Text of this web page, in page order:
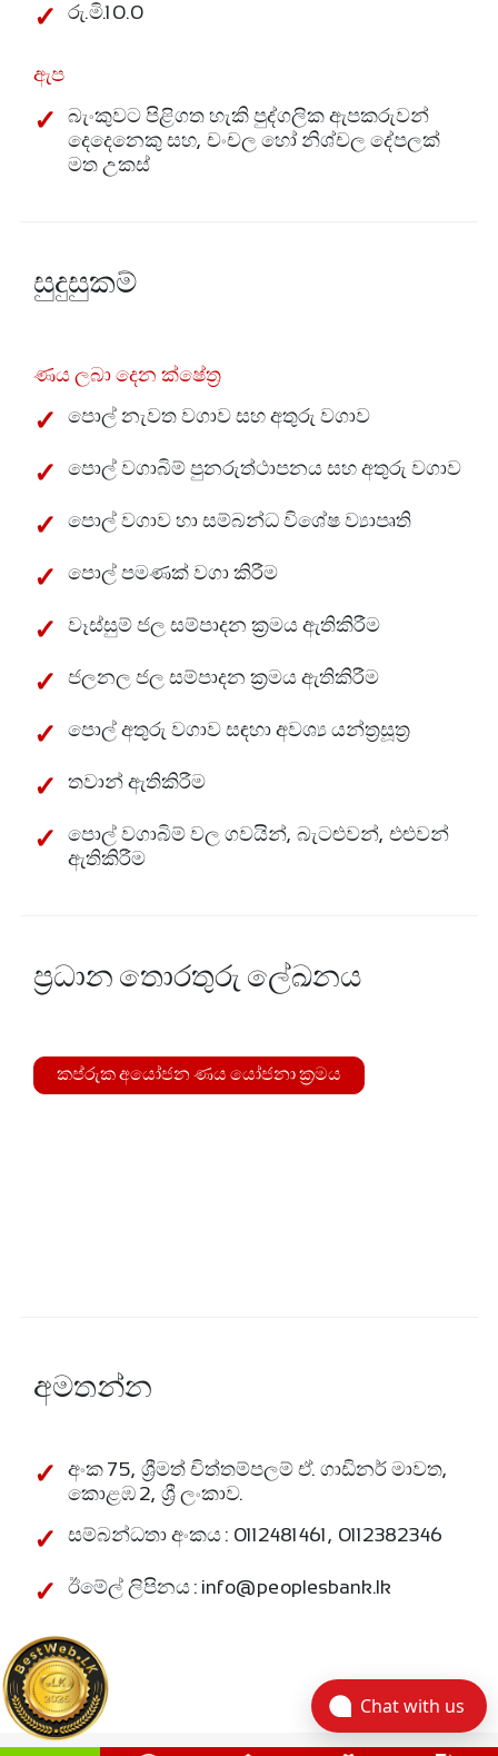
රු.මි.10.0
ඇප
බැංකුවට පිළිගත හැකි පුද්ගලික ඇපකරුවන්
දෙදෙනෙකු සහ, චංචල හෝ නිශ්චල දේපලක්
මත උකස්
සුදුසුකම්
ණය ලබා දෙන ක්ෂේත්‍ර
පොල් නැවත වගාව සහ අතුරු වගාව
පොල් වගාබිම් පුනරුත්ථාපනය සහ අතුරු වගාව
පොල් වගාව හා සම්බන්ධ විශේෂ ව්‍යාපෘති
පොල් පමණක් වගා කිරීම
වෑස්සුම් ජල සම්පාදන ක්‍රමය ඇතිකිරීම
ජලනල ජල සම්පාදන ක්‍රමය ඇතිකිරීම
පොල් අතුරු වගාව සඳහා අවශ්‍ය යන්ත්‍රසූත්‍ර
තවාන් ඇතිකිරීම
පොල් වගාබිම් වල ගවයින්, බැටළුවන්, එළුවන්
ඇතිකිරීම
ප්‍රධාන තොරතුරු ලේඛනය
කප්රුක අයෝජන ණය යෝජනා ක්‍රමය
අමතන්න
අංක 75, ශ්‍රීමත් චිත්තම්පලම් ඒ. ගාඩිනර් මාවත,
කොළඹ 2, ශ්‍රී ලංකාව.
සම්බන්ධතා අංකය : 0112481461, 0112382346
ඊමේල් ලිපිනය : info@peoplesbank.lk
Chat with us